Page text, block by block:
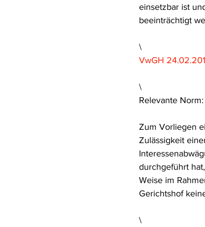
einsetzbar ist
beeinträchtigt
\
VwGH
\
Relevante
Zum Vorliegen
Zulässigkeit
durchgeführt
Weise im
Gerichtshof
\